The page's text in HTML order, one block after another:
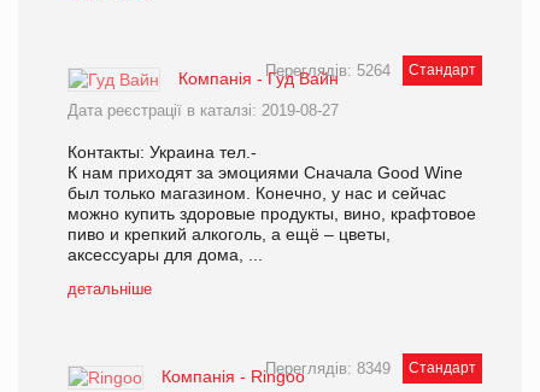
Переглядів: 5264 Стандарт
Компанія - Гуд Вайн
Дата реєстрації в каталзі: 2019-08-27
Контакты: Украина тел.-
К нам приходят за эмоциями Сначала Good Wine
был только магазином. Конечно, у нас и сейчас
можно купить здоровые продукты, вино, крафтовое
пиво и крепкий алкоголь, а ещё – цветы,
аксессуары для дома, ...
детальніше
Переглядів: 8349 Стандарт
Компанія - Ringoo